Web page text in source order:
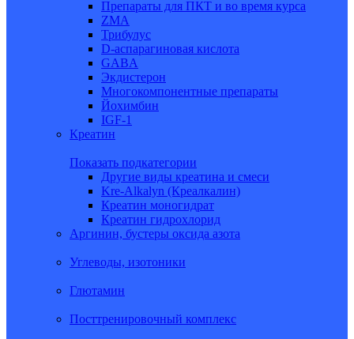
Препараты для ПКТ и во время курса
ZMA
Трибулус
D-аспарагиновая кислота
GABA
Экдистерон
Многокомпонентные препараты
Йохимбин
IGF-1
Креатин
Показать подкатегории
Другие виды креатина и смеси
Kre-Alkalyn (Креалкалин)
Креатин моногидрат
Креатин гидрохлорид
Аргинин, бустеры оксида азота
Углеводы, изотоники
Глютамин
Посттренировочный комплекс